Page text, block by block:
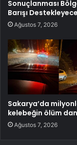
Sonuçlanması
Barışı
Ağustos 7, 2026
Sakarya’da
kelebeğin ölüm
Ağustos 7, 2026